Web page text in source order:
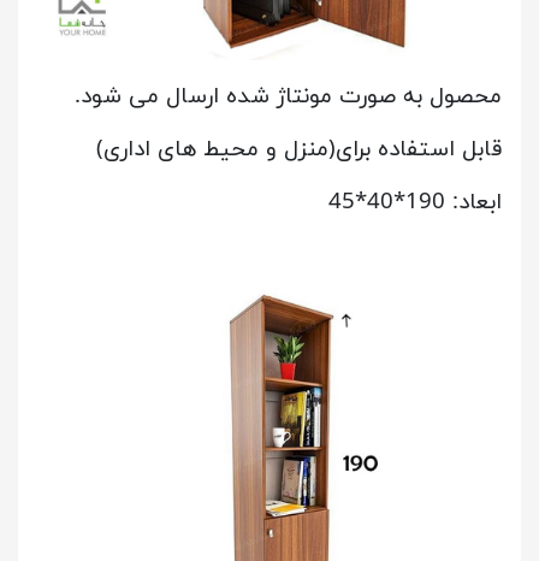
محصول به صورت مونتاژ شده ارسال می شود.
قابل استفاده برای(منزل و محیط های اداری)
ابعاد: 190*40*45